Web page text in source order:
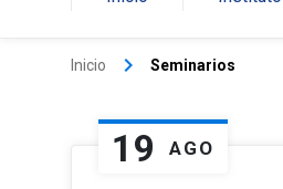
Inicio keyboard_arrow_right Seminarios
19 AGO